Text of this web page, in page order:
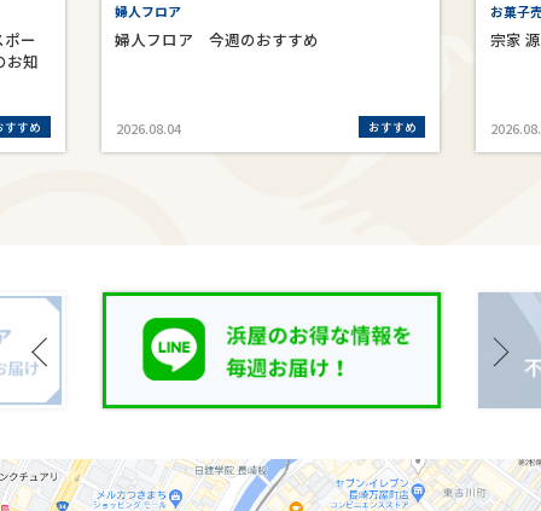
ー
お知
すすめ
婦人フロア
婦人フロア 今週のおすすめ
2026.08.04 おすすめ
お菓子
宗家